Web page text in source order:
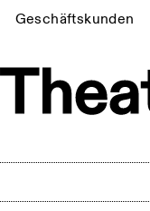
Geschäftskunden